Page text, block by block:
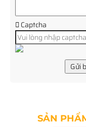
Captcha
Gửi
SẢN